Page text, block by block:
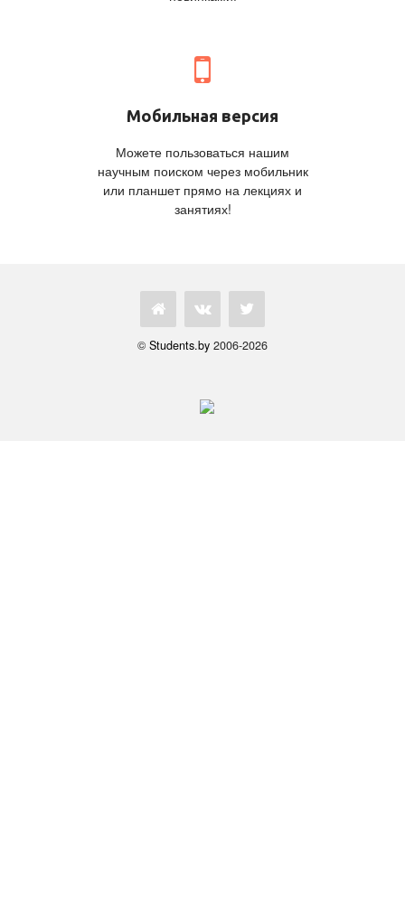
Мобильная версия
Можете пользоваться нашим
научным поиском через мобильник
или планшет прямо на лекциях и
занятиях!
© Students.by 2006-2026